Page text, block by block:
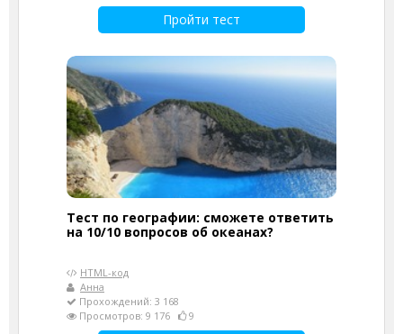
Пройти тест
Тест по географии: сможете ответить
на 10/10 вопросов об океанах?
HTML-код
Анна
Прохождений: 3 168
Просмотров: 9 176
9